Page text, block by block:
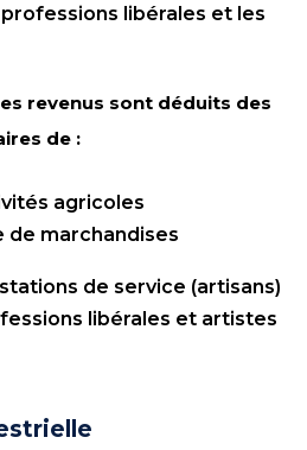
libérales et les
revenus sont déduits des
de :
agricoles
de marchandises
de service (artisans)
libérales et artistes